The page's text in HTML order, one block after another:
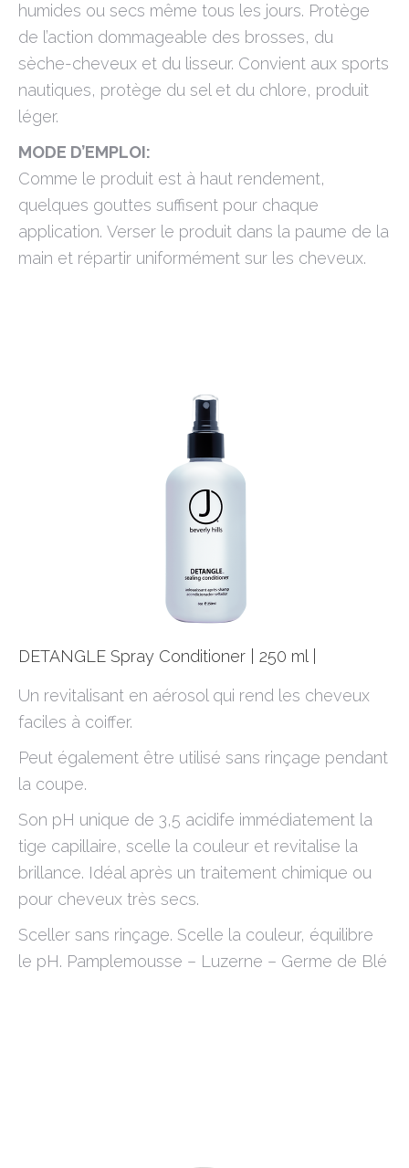
humides ou secs même tous les jours. Protège
de l’action dommageable des brosses, du
sèche-cheveux et du lisseur. Convient aux sports
nautiques, protège du sel et du chlore, produit
léger.
MODE D’EMPLOI:
Comme le produit est à haut rendement,
quelques gouttes suffisent pour chaque
application. Verser le produit dans la paume de la
main et répartir uniformément sur les cheveux.
DETANGLE Spray Conditioner | 250 ml |
Un revitalisant en aérosol qui rend les cheveux
faciles à coiffer.
Peut également être utilisé sans rinçage pendant
la coupe.
Son pH unique de 3,5 acidife immédiatement la
tige capillaire, scelle la couleur et revitalise la
brillance. Idéal après un traitement chimique ou
pour cheveux très secs.
Sceller sans rinçage. Scelle la couleur, équilibre
le pH. Pamplemousse – Luzerne – Germe de Blé